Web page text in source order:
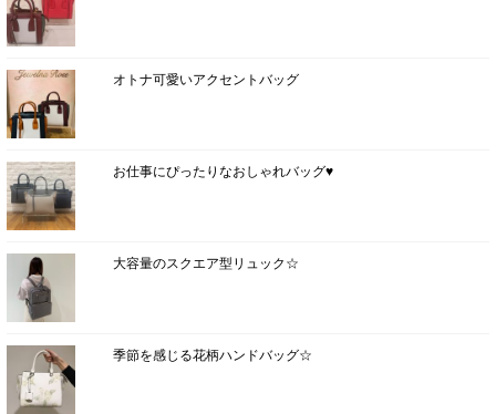
オトナ可愛いアクセントバッグ
お仕事にぴったりなおしゃれバッグ♥
大容量のスクエア型リュック☆
季節を感じる花柄ハンドバッグ☆